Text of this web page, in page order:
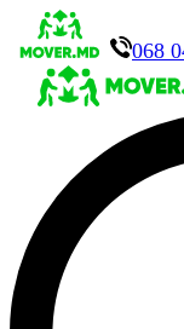
068